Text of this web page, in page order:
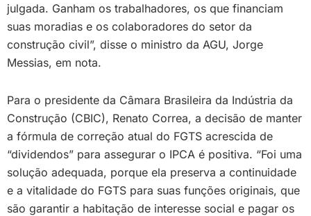
julgada. Ganham os trabalhadores, os que financiam
suas moradias e os colaboradores do setor da
construção civil”, disse o ministro da AGU, Jorge
Messias, em nota.
Para o presidente da Câmara Brasileira da Indústria da
Construção (CBIC), Renato Correa, a decisão de manter
a fórmula de correção atual do FGTS acrescida de
“dividendos” para assegurar o IPCA é positiva. “Foi uma
solução adequada, porque ela preserva a continuidade
e a vitalidade do FGTS para suas funções originais, que
são garantir a habitação de interesse social e pagar os